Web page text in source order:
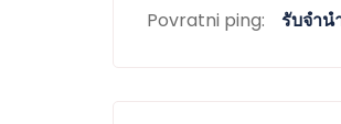
Povratni ping: รับจำ